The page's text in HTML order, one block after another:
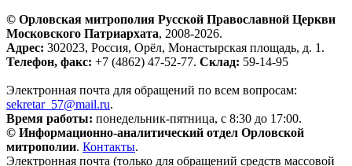
© Орловская митрополия Русской Православной Церкви
Московского Патриархата, 2008-2026.
Адрес: 302023, Россия, Орёл, Монастырская площадь, д. 1.
Телефон, факс: +7 (4862) 47-52-77. Склад: 59-14-95
Электронная почта для обращений по всем вопросам:
sekretar_57@mail.ru.
Время работы: понедельник-пятница, с 8:30 до 17:00.
© Информационно-аналитический отдел Орловской
митрополии. Контакты.
Электронная почта (только для обращений средств массовой